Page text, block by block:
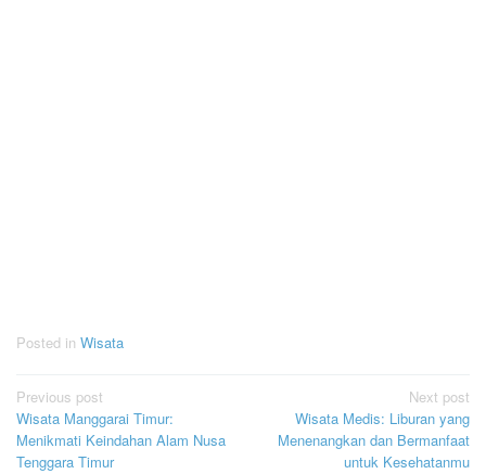
Posted in Wisata
Post
navigation
Previous post
Wisata Manggarai Timur:
Menikmati Keindahan Alam Nusa
Tenggara Timur
Next post
Wisata Medis: Liburan yang
Menenangkan dan Bermanfaat
untuk Kesehatanmu